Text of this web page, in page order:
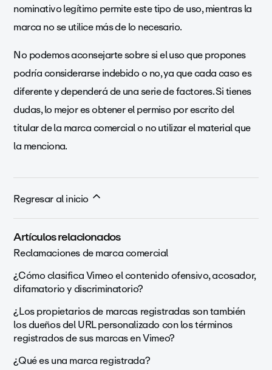
nominativo legítimo permite este tipo de uso, mientras la
marca no se utilice más de lo necesario.
No podemos aconsejarte sobre si el uso que propones
podría considerarse indebido o no, ya que cada caso es
diferente y dependerá de una serie de factores. Si tienes
dudas, lo mejor es obtener el permiso por escrito del
titular de la marca comercial o no utilizar el material que
la menciona.
Regresar al inicio
Artículos relacionados
Reclamaciones de marca comercial
¿Cómo clasifica Vimeo el contenido ofensivo, acosador,
difamatorio y discriminatorio?
¿Los propietarios de marcas registradas son también
los dueños del URL personalizado con los términos
registrados de sus marcas en Vimeo?
¿Qué es una marca registrada?